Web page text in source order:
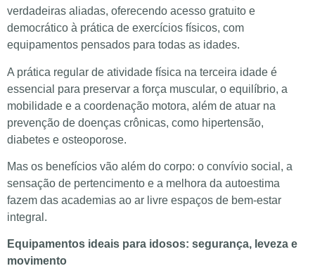
verdadeiras aliadas, oferecendo acesso gratuito e
democrático à prática de exercícios físicos, com
equipamentos pensados para todas as idades.
A prática regular de atividade física na terceira idade é
essencial para preservar a força muscular, o equilíbrio, a
mobilidade e a coordenação motora, além de atuar na
prevenção de doenças crônicas, como hipertensão,
diabetes e osteoporose.
Mas os benefícios vão além do corpo: o convívio social, a
sensação de pertencimento e a melhora da autoestima
fazem das academias ao ar livre espaços de bem-estar
integral.
Equipamentos ideais para idosos: segurança, leveza e
movimento